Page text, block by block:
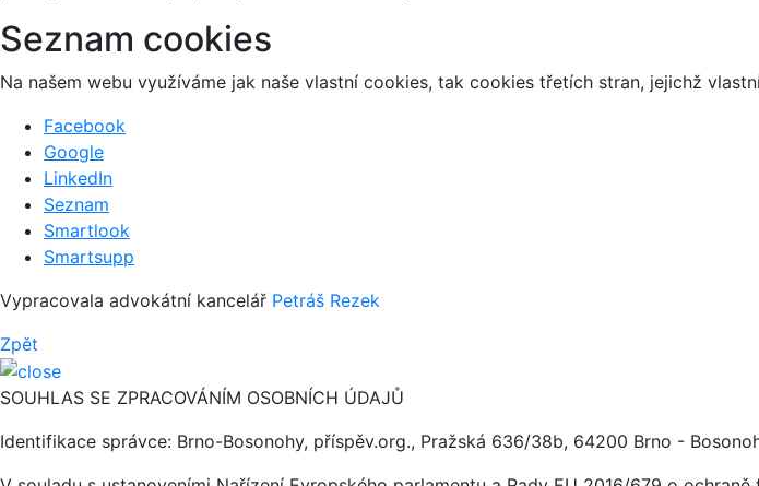
Seznam cookies
Na našem webu využíváme jak naše vlastní cookies, tak cookies třetích stran, jejichž
Facebook
Google
LinkedIn
Seznam
Smartlook
Smartsupp
Vypracovala advokátní kancelář Petráš Rezek
Zpět
SOUHLAS SE ZPRACOVÁNÍM OSOBNÍCH ÚDAJŮ
Identifikace správce: Brno-Bosonohy, příspěv.org., Pražská 636/38b, 64200 Brno -